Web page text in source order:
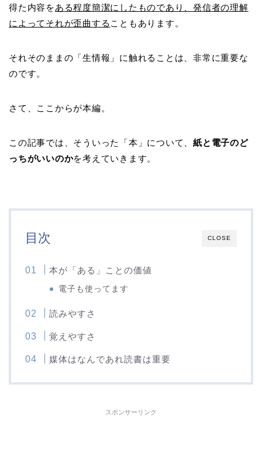
得た内容をある程度簡潔にしたものであり、発信者の理解
によってそれが歪曲する こともあります。
それそのままの「生情報」に触れることは、非常に重要な
のです。
さて、ここからが本編。
この記事では、そういった「本」について、紙と電子のど
っちがいいのかを考えていきます。
CLOSE
目次
本が「ある」ことの価値
電子も使ってます
読みやすさ
覚えやすさ
媒体はなんであれ読書は重要
スポンサーリンク